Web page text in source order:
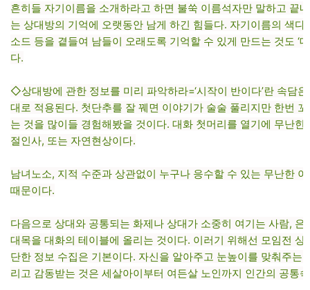
흔히들 자기이름을 소개하라고 하면 불쑥 이름석자만 말하고 끝
는 상대방의 기억에 오랫동안 남게 하긴 힘들다. 자기이름의 색다
소드 등을 곁들여 남들이 오래도록 기억할 수 있게 만드는 것도 ‘
다.
◇상대방에 관한 정보를 미리 파악하라=‘시작이 반이다’란 속담
대로 적용된다. 첫단추를 잘 꿰면 이야기가 술술 풀리지만 한번
는 것을 많이들 경험해봤을 것이다. 대화 첫머리를 열기에 무난한
절인사, 또는 자연현상이다.
남녀노소, 지적 수준과 상관없이 누구나 응수할 수 있는 무난한
때문이다.
다음으로 상대와 공통되는 화제나 상대가 소중히 여기는 사람, 은
대목을 대화의 테이블에 올리는 것이다. 이러기 위해선 모임전 상
단한 정보 수집은 기본이다. 자신을 알아주고 눈높이를 맞춰주는
리고 감동받는 것은 세살아이부터 여든살 노인까지 인간의 공통